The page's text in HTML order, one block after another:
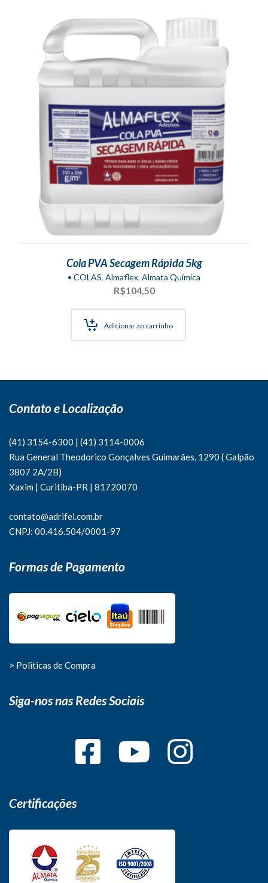
Cola PVA Secagem Rápida 5kg
• COLAS, Almaflex, Almata Química
R$104,50
Adicionar ao carrinho
Contato e Localização
(41) 3154-6300 | (41) 3114-0006
Rua General Theodorico Gonçalves Guimarães, 1290 ( Galpão
3807 2A/2B)
Xaxim | Curitiba-PR | 81720070
contato@adrifel.com.br
CNPJ: 00.416.504/0001-97
Formas de Pagamento
> Politicas de Compra
Siga-nos nas Redes Sociais
Certificações